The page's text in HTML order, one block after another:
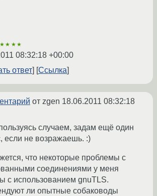
08:32:18 +00:00
ответ
Ссылка
от zgen 18.06.2011 08:32:18
случаем, задам ещё один
если не возражаешь. :)
что некоторые проблемы с
соединениями у меня
с использованием gnuTLS.
ли опытные собаководы